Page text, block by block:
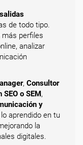
de todo tipo.
más perfiles
analizar
, Consultor
o SEM,
y
aprendido en tu
la
digitales.